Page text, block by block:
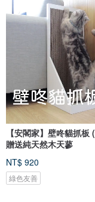
【安閣家】壁咚貓抓板
贈送純天然木天蓼
NT$ 920
綠色友善